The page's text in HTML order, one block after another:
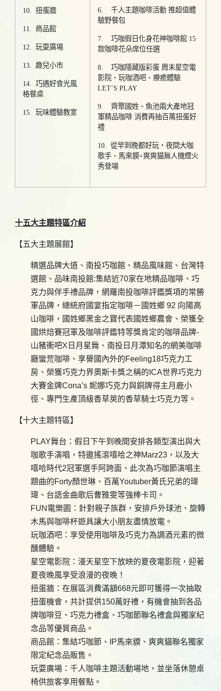
10. 扭蛋牆
11. 商品館
12. 玩耍廣場
13. 趣兒小市
14. 巧遇好食光風
格餐桌
15. 玩味體驗教室
6. 千人主題咖啡活動 推超值體
驗野餐包
7. 巧咖假日化身花神咖啡館 15
款咖啡花朵席位任選
8. 巧咖隱藏版彩蛋 周末星空電
影院、玩咖酒吧、療癒體驗
LET’S PLAY
9. 齊聚國姓、魚池兩大產地冠
軍精品咖啡 消費再抽百萬扭蛋好
禮
10. 從早到晚都好玩，夜間大咖
歌手、馬來貘+爽爽貓無人機煙火
秀登場
十五大主題特區介紹
【五大主題展館】
精選品牌大道、南投巧咖館、精品風味館、台灣特
選館、品味南投館:集結近70家在地精品咖啡、巧
克力與伴手禮品牌，網羅南投咖啡評鑑獎項的常勝
軍品牌，總統府國宴指定咖啡－國姓鄉 92 向陽高
山咖啡，國姓鄉黑金之寶代表國姓鄉農會、榮獲全
國烘焙賽冠軍及咖啡評鑑特等獎肯定的咖啡品牌-
山豬衝吧X日月星舞、南投日月潭知名的網美咖啡
廳蠻荒咖啡、享譽國內外的Feeling18巧克力工
房、榮獲巧克力界奧斯卡獎之稱的ICA世界巧克力
大賽金牌Cona’s 妮娜巧克力與銅牌得主月鹿小
徑、專門生產頂級香草莢的香草騎士巧克力等。
【十大主題特區】
PLAY舞台：假日下午到晚間安排各類型演出與大
咖歌手演唱，特邀搖滾嘻哈之神Marz23，以及大
嘻哈時代2冠軍選手阿跨面、此次為巧咖節演唱主
題曲的Forty顏世琳、百萬Youtuber黃氏兄弟的瑋
瑋、台語金曲歌后曹雅雯等強棒卡司。
FUN電樂園：針對親子族群，安排戶外球池、旋轉
木馬與咖啡杯遊具讓大小朋友盡情放電。
玩咖酒吧：享受使用咖啡及巧克力為調酒元素的微
醺體驗。
星空電影院：漫天星空下放映的夏夜電影院，迎著
夏夜晚風享受浪漫的夜晚！
扭蛋牆：在展區消費滿額668元即可獲得一次抽取
扭蛋機會，共計提供150萬好禮，有機會抽到各品
牌咖啡豆、巧克力禮盒、巧咖節聯名禮盒與獨家紀
念品等優質商品。
商品館：集結巧咖節、IP馬來貘、爽爽貓聯名獨家
限定紀念品販售。
玩耍廣場：千人咖啡主題活動場地，並坐落休憩桌
椅供旅客享用餐點。